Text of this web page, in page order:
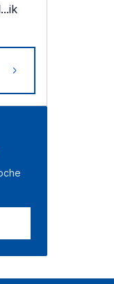
...ik